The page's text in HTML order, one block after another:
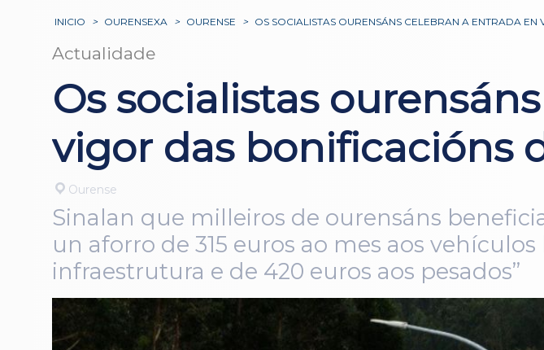
INICIO > OURENSEXA > OURENSE > OS SOCIALISTAS OURENSÁNS CELEBRAN A ENTRADA
Actualidade
Os socialistas
vigor das bonificacións
Ourense
Sinalan que milleiros de ourensáns
un aforro de 315 euros ao mes aos
infraestrutura e de 420 euros aos pesados”